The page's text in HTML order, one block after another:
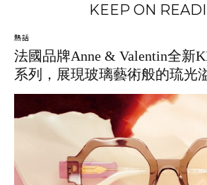
KEEP ON
熱話
法國品牌Anne & Valentin全新
系列，展現玻璃藝術般的琉光